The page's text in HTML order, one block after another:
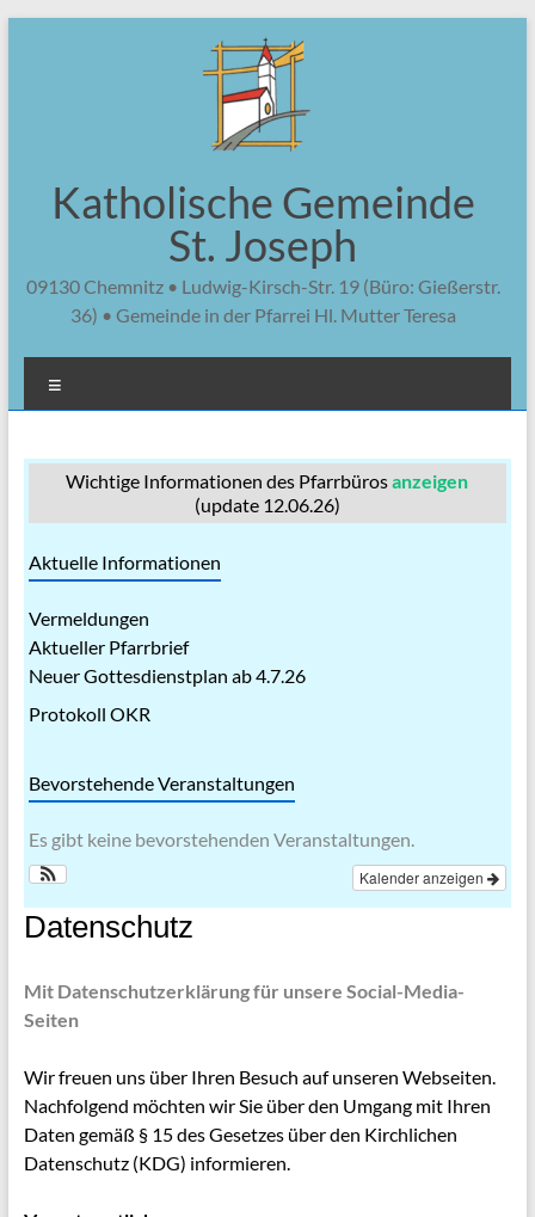
Katholische Gemeinde
St. Joseph
09130 Chemnitz • Ludwig-Kirsch-Str. 19 (Büro: Gießerstr.
36) • Gemeinde in der Pfarrei Hl. Mutter Teresa
Wichtige Informationen des Pfarrbürosanzeigen
(update 12.06.26)
Aktuelle Informationen
Vermeldungen
Aktueller Pfarrbrief
Neuer Gottesdienstplan ab 4.7.26
Protokoll OKR
Bevorstehende Veranstaltungen
Es gibt keine bevorstehenden Veranstaltungen.
Kalender anzeigen
Datenschutz
Mit Datenschutzerklärung für unsere Social-Media-
Seiten
Wir freuen uns über Ihren Besuch auf unseren Webseiten.
Nachfolgend möchten wir Sie über den Umgang mit Ihren
Daten gemäß § 15 des Gesetzes über den Kirchlichen
Datenschutz (KDG) informieren.